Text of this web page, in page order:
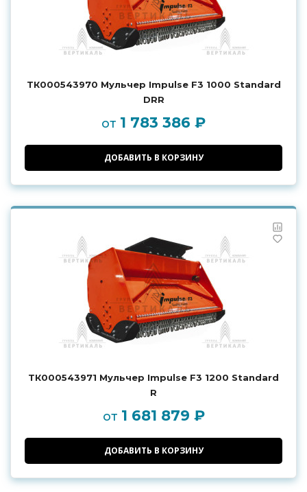
ТК000543970 Мульчер Impulse F3 1000 Standard
DRR
от 1 783 386 ₽
ДОБАВИТЬ В КОРЗИНУ
ТК000543971 Мульчер Impulse F3 1200 Standard
R
от 1 681 879 ₽
ДОБАВИТЬ В КОРЗИНУ